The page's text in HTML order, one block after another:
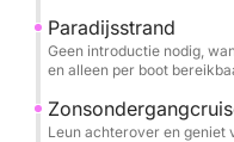
Paradijsstrand
Geen introductie nodig,
en alleen per boot
Leun achterover en geniet